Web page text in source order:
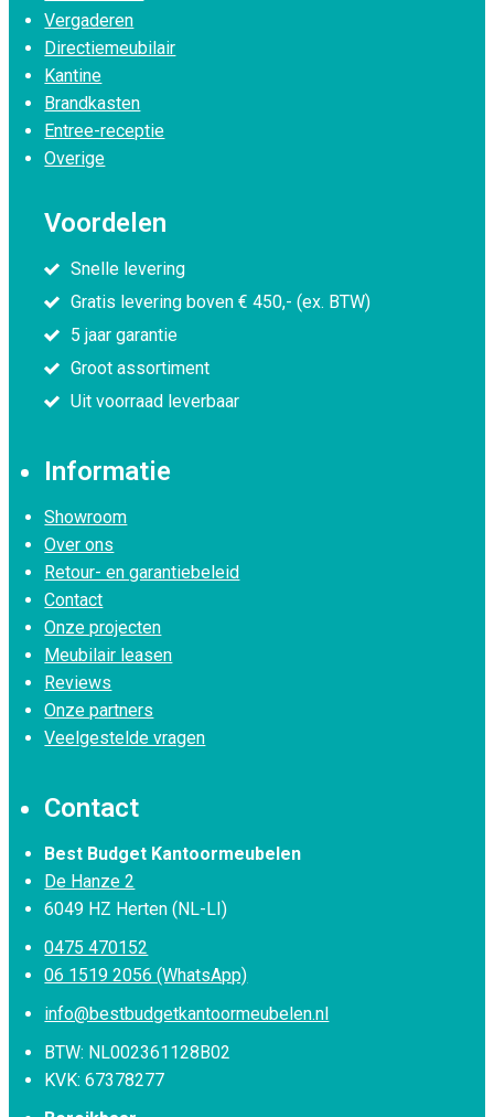
Vergaderen
Directiemeubilair
Kantine
Brandkasten
Entree-receptie
Overige
Voordelen
Snelle levering
Gratis levering boven € 450,- (ex. BTW)
5 jaar garantie
Groot assortiment
Uit voorraad leverbaar
Informatie
Showroom
Over ons
Retour- en garantiebeleid
Contact
Onze projecten
Meubilair leasen
Reviews
Onze partners
Veelgestelde vragen
Contact
Best Budget Kantoormeubelen
De Hanze 2
6049 HZ Herten (NL-LI)
0475 470152
06 1519 2056 (WhatsApp)
info@bestbudgetkantoormeubelen.nl
BTW: NL002361128B02
KVK: 67378277